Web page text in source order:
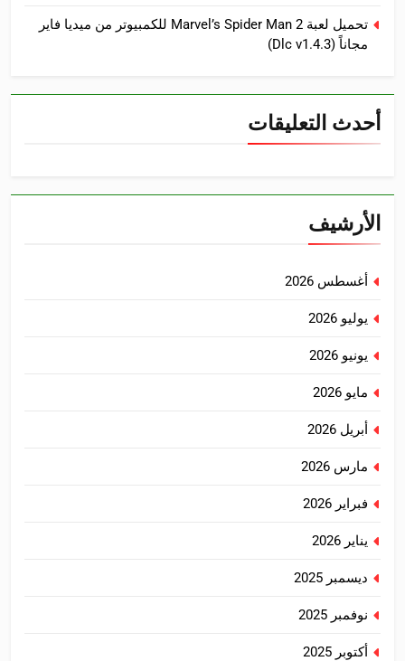
تحميل لعبة Marvel’s Spider Man 2 للكمبيوتر من ميديا فاير
مجاناً (Dlc v1.4.3)
أحدث التعليقات
الأرشيف
أغسطس 2026
يوليو 2026
يونيو 2026
مايو 2026
أبريل 2026
مارس 2026
فبراير 2026
يناير 2026
ديسمبر 2025
نوفمبر 2025
أكتوبر 2025